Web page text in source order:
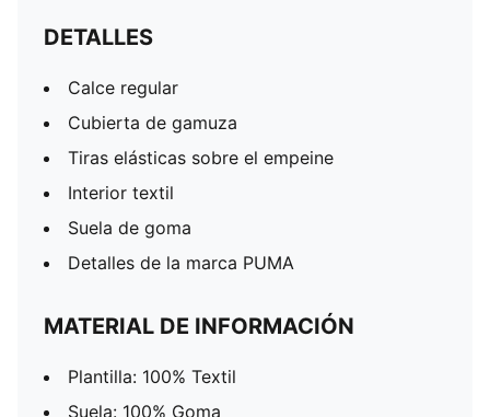
DETALLES
Calce regular
Cubierta de gamuza
Tiras elásticas sobre el empeine
Interior textil
Suela de goma
Detalles de la marca PUMA
MATERIAL DE INFORMACIÓN
Plantilla: 100% Textil
Suela: 100% Goma